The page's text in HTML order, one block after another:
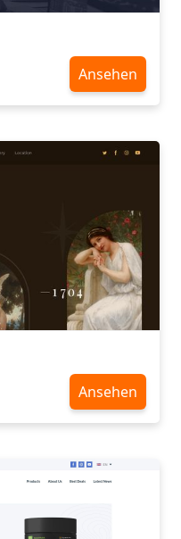
Ansehen
Ansehen